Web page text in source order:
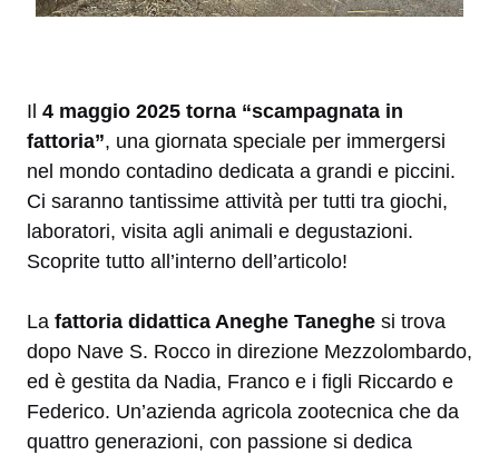
Il 4 maggio 2025 torna “scampagnata in
fattoria”, una giornata speciale per immergersi
nel mondo contadino dedicata a grandi e piccini.
Ci saranno tantissime attività per tutti tra giochi,
laboratori, visita agli animali e degustazioni.
Scoprite tutto all’interno dell’articolo!
La fattoria didattica Aneghe Taneghe si trova
dopo Nave S. Rocco in direzione Mezzolombardo,
ed è gestita da Nadia, Franco e i figli Riccardo e
Federico. Un’azienda agricola zootecnica che da
quattro generazioni, con passione si dedica